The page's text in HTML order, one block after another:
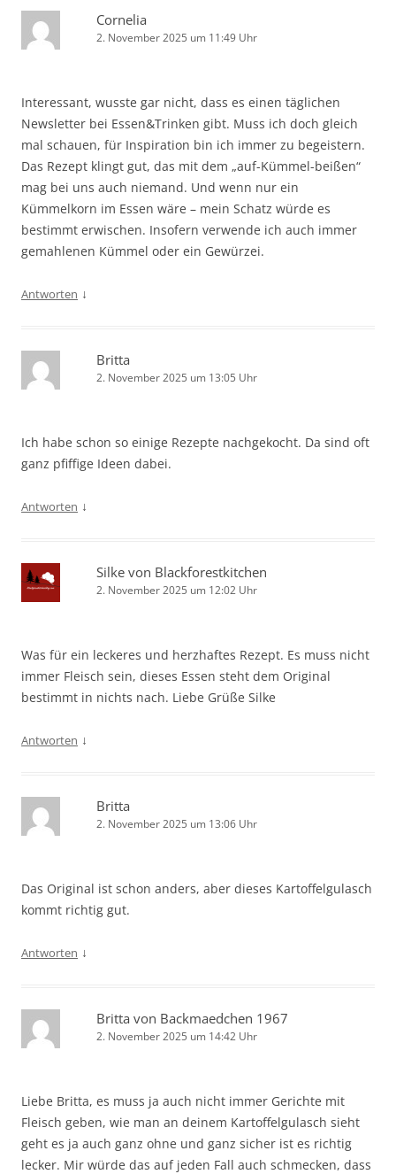
Cornelia
2. November 2025 um 11:49 Uhr
Interessant, wusste gar nicht, dass es einen täglichen
Newsletter bei Essen&Trinken gibt. Muss ich doch gleich
mal schauen, für Inspiration bin ich immer zu begeistern.
Das Rezept klingt gut, das mit dem „auf-Kümmel-beißen“
mag bei uns auch niemand. Und wenn nur ein
Kümmelkorn im Essen wäre – mein Schatz würde es
bestimmt erwischen. Insofern verwende ich auch immer
gemahlenen Kümmel oder ein Gewürzei.
Antworten ↓
Britta
2. November 2025 um 13:05 Uhr
Ich habe schon so einige Rezepte nachgekocht. Da sind oft
ganz pfiffige Ideen dabei.
Antworten ↓
Silke von Blackforestkitchen
2. November 2025 um 12:02 Uhr
Was für ein leckeres und herzhaftes Rezept. Es muss nicht
immer Fleisch sein, dieses Essen steht dem Original
bestimmt in nichts nach. Liebe Grüße Silke
Antworten ↓
Britta
2. November 2025 um 13:06 Uhr
Das Original ist schon anders, aber dieses Kartoffelgulasch
kommt richtig gut.
Antworten ↓
Britta von Backmaedchen 1967
2. November 2025 um 14:42 Uhr
Liebe Britta, es muss ja auch nicht immer Gerichte mit
Fleisch geben, wie man an deinem Kartoffelgulasch sieht
geht es ja auch ganz ohne und ganz sicher ist es richtig
lecker. Mir würde das auf jeden Fall auch schmecken, dass